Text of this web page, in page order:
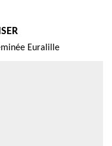
Euralille